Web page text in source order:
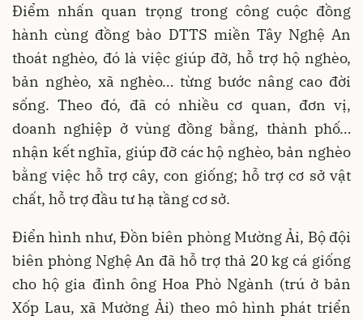
Điểm nhấn quan trọng trong công cuộc đồng
hành cùng đồng bào DTTS miền Tây Nghệ An
thoát nghèo, đó là việc giúp đỡ, hỗ trợ hộ nghèo,
bản nghèo, xã nghèo… từng bước nâng cao đời
sống. Theo đó, đã có nhiều cơ quan, đơn vị,
doanh nghiệp ở vùng đồng bằng, thành phố…
nhận kết nghĩa, giúp đỡ các hộ nghèo, bản nghèo
bằng việc hỗ trợ cây, con giống; hỗ trợ cơ sở vật
chất, hỗ trợ đầu tư hạ tầng cơ sở.
Điển hình như, Đồn biên phòng Mường Ải, Bộ đội
biên phòng Nghệ An đã hỗ trợ thả 20 kg cá giống
cho hộ gia đình ông Hoa Phò Ngành (trú ở bản
Xốp Lau, xã Mường Ải) theo mô hình phát triển